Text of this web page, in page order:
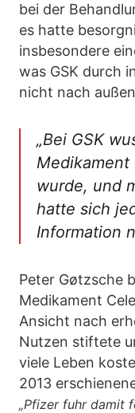
bei der
es hatte
insbesondere
was GSK durch
nicht nach
„Bei GSK
wurde, und
hatte sich
Information
Peter Gøtzsche
Medikament
Ansicht nach
Nutzen stiftete
viele Leben
2013
„Pfizer fuhr damit